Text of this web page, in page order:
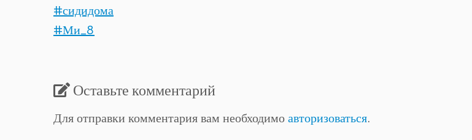
#сидидома
#Ми_8
Оставьте комментарий
Для отправки комментария вам необходимоавторизоваться.